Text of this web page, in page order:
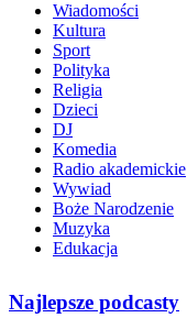
Wiadomości
Kultura
Sport
Polityka
Religia
Dzieci
DJ
Komedia
Radio akademickie
Wywiad
Boże Narodzenie
Muzyka
Edukacja
Najlepsze podcasty